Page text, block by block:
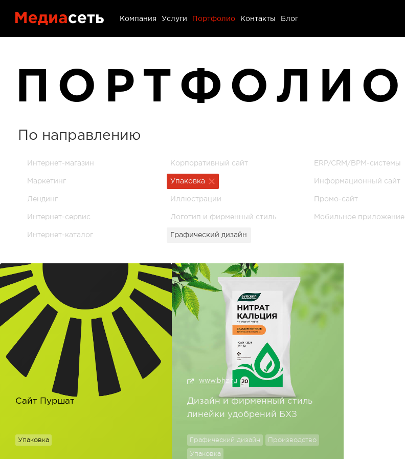
Блог
Компания Услуги Портфолио Контакты Блог
ПОРТФОЛИО
По направлению
Интернет-магазин Корпоративный сайт ERP/CRM/BPM-системы
Маркетинг Упаковка Информационный сайт
Лендинг Иллюстрации Промо-сайт
Интернет-сервис Логотип и фирменный стиль Мобильное приложение
Интернет-каталог Графический дизайн
Сайт Пуршат
Упаковка
www.bhz.ru
Дизайн и фирменный стиль
линейки удобрений БХЗ
Графический дизайн
Производство
Упаковка